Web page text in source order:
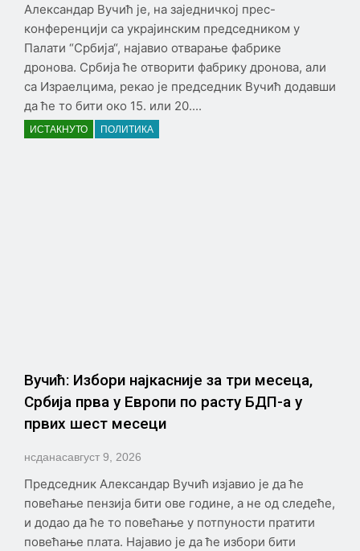
Александар Вучић је, на заједничкој прес-
конференцији са украјинским председником у
Палати “Србија“, најавио отварање фабрике
дронова. Србија ће отворити фабрику дронова, али
са Израелцима, рекао је председник Вучић додавши
да ће то бити око 15. или 20....
ИСТАКНУТО ПОЛИТИКА
Вучић: Избори најкасније за три месеца,
Србија прва у Европи по расту БДП-а у
првих шест месеци
нсданасавгуст 9, 2026
Председник Александар Вучић изјавио је да ће
повећање пензија бити ове године, а не од следеће,
и додао да ће то повећање у потпуности пратити
повећање плата. Најавио је да ће избори бити